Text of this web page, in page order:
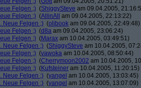
Felgen ;) (ShiggySteve am 09.04.2005,
Felgen ;) (AllinAll
am 09.04.2005, 22:13:22)
Neue Felgen ;) (olibook am 09.04.2005, 22:49:48)
Felgen ;) (d8a am 09.04.2005, 23:06:24)
Felgen ;) (Marax am 10.04.2005, 03:49:51)
Neue Felgen ;) (ShiggySteve am 10.04.2005,
Felgen ;) (vawoka am 10.04.2005, 08:50:44)
Felgen ;) (Cherrymoon2002 am 10.04.2005,
Felgen ;) (Kufsteiner am 10.04.2005, 11:20:15)
Neue Felgen ;) (yangel am 10.04.2005, 13:03:45)
Neue Felgen ;) (yangel am 10.04.2005, 13:07:09)